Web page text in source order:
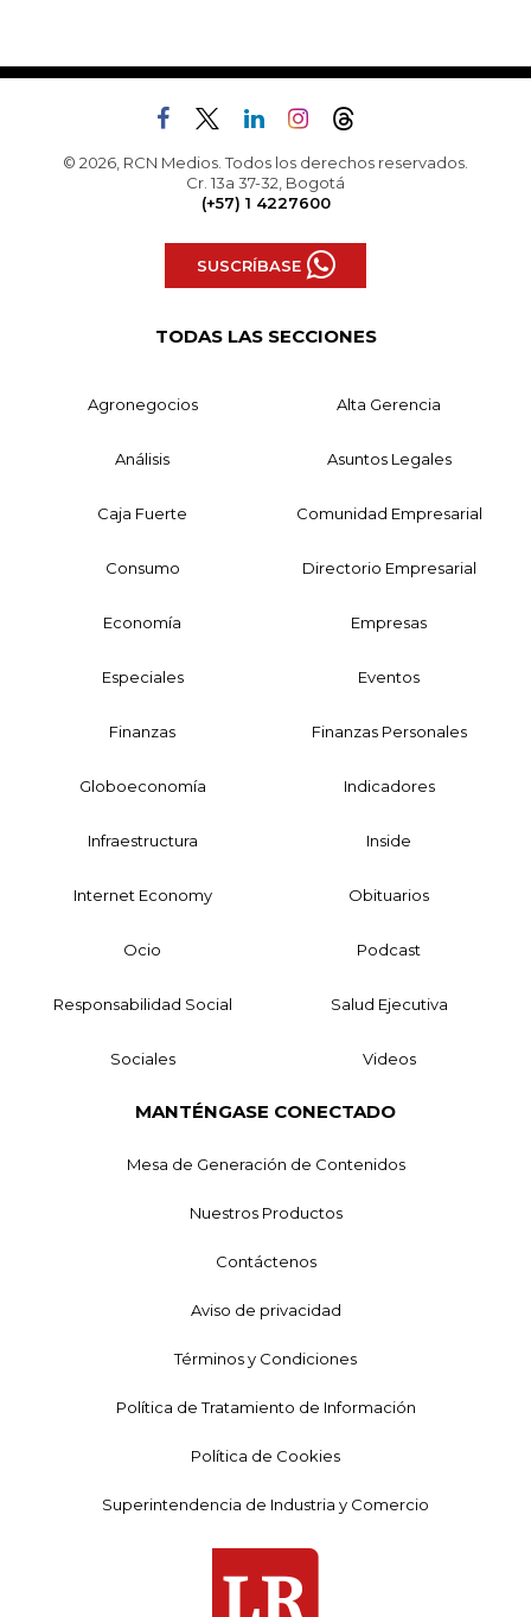
© 2026, RCN Medios. Todos los derechos reservados.
Cr. 13a 37-32, Bogotá
(+57) 1 4227600
SUSCRÍBASE
TODAS LAS SECCIONES
Agronegocios Alta Gerencia
Análisis Asuntos Legales
Caja Fuerte Comunidad Empresarial
Consumo Directorio Empresarial
Economía Empresas
Especiales Eventos
Finanzas Finanzas Personales
Globoeconomía Indicadores
Infraestructura Inside
Internet Economy Obituarios
Ocio Podcast
Responsabilidad Social Salud Ejecutiva
Sociales Videos
MANTÉNGASE CONECTADO
Mesa de Generación de Contenidos
Nuestros Productos
Contáctenos
Aviso de privacidad
Términos y Condiciones
Política de Tratamiento de Información
Política de Cookies
Superintendencia de Industria y Comercio